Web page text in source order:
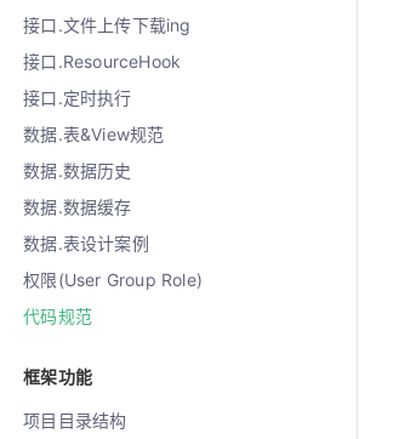
接口.文件上传下载ing
接口.ResourceHook
接口.定时执行
数据.表&View规范
数据.数据历史
数据.数据缓存
数据.表设计案例
权限(User Group Role)
代码规范
框架功能
项目目录结构